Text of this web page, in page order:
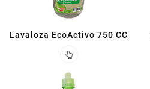
Lavaloza EcoActivo 750 CC